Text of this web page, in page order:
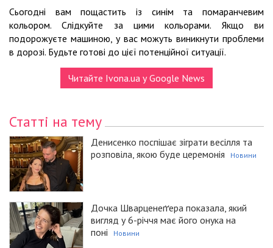
Сьогодні вам пощастить із синім та помаранчевим
кольором. Слідкуйте за цими кольорами. Якщо ви
подорожуєте машиною, у вас можуть виникнути проблеми
в дорозі. Будьте готові до цієї потенційної ситуації.
Читайте Ivona.ua у Google News
Статті на тему
Денисенко поспішає зіграти весілля та
розповіла, якою буде церемонія
Новини
Дочка Шварценеґґера показала, який
вигляд у 6-річчя має його онука на
поні
Новини